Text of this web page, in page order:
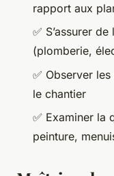
rapport aux
✅ S’assurer
(plomberie,
✅ Observer
le chantier
✅ Examiner la
peinture,